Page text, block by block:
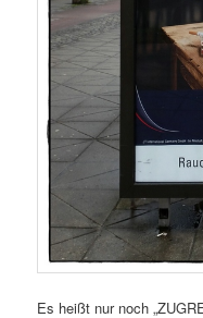
Es heißt nur noch